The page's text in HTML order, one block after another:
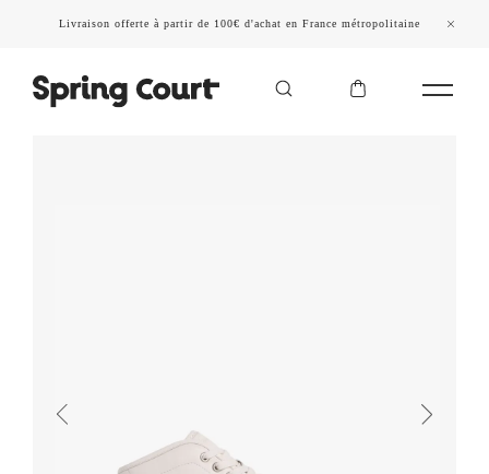
Livraison offerte à partir de 100€ d'achat en France métropolitaine